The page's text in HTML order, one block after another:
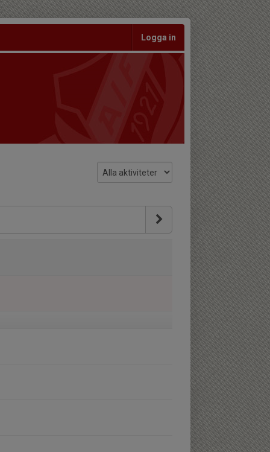
Logga in